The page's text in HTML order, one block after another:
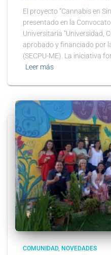
El proyecto “Cannabis en
presentado en la
Universitaria “Universidad,
aprobado y financiado por
(SECPU-ME). La iniciativa
Leer más
COMUNIDAD NOVEDADES